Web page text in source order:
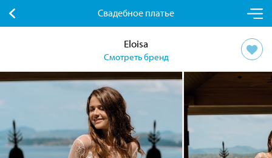
Свадебное платье
Eloisa
Смотреть бренд